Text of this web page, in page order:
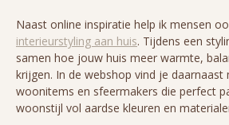
Naast online inspiratie help ik mensen
interieurstyling aan huis. Tijdens een
samen hoe jouw huis meer warmte,
krijgen. In de webshop vind je daarnaast
woonitems en sfeermakers die perfect
woonstijl vol aardse kleuren en